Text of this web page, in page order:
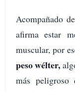
Acompañado de
afirma estar
muscular, por
peso wélter,
más peligroso